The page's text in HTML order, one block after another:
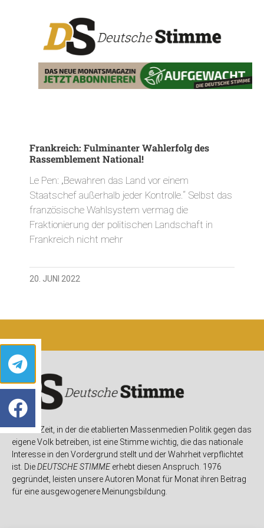
Frankreich: Fulminanter Wahlerfolg des
Rassemblement National!
Le Pen: „Bewahren das Land vor einem
Staatschef außerhalb jeder Kontrolle.“ Selbst das
französische Wahlsystem vermag die
Fraktionierung der politischen Landschaft in
Frankreich nicht mehr
20. JUNI 2022
In einer Zeit, in der die etablierten Massenmedien Politik gegen das
eigene Volk betreiben, ist eine Stimme wichtig, die das nationale
Interesse in den Vordergrund stellt und der Wahrheit verpflichtet
ist. DieDEUTSCHE STIMMEerhebt diesen Anspruch. 1976
gegründet, leisten unsere Autoren Monat für Monat ihren Beitrag
für eine ausgewogenere Meinungsbildung.